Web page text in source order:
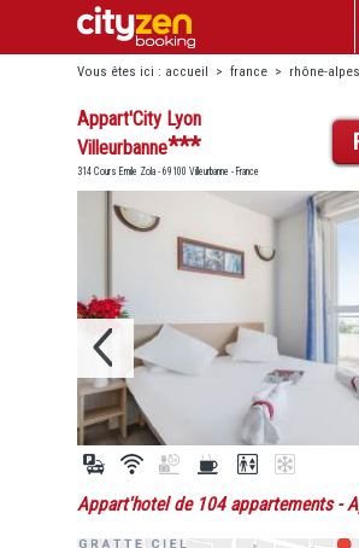
Vous êtes ici : accueil > france > rhône-alpes
> appart'city lyon villeurbanne
Appart'City Lyon
Villeurbanne***
314 Cours Emile Zola - 69100 Villeurbanne - France
Appart'hotel de 104 appartements-